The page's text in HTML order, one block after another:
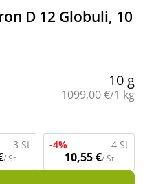
D 12 Globuli, 10
10 g
Grundpreis:
1099,00 €/1 kg
3 St
/ St
-4% 4 St
10,55 €/ St